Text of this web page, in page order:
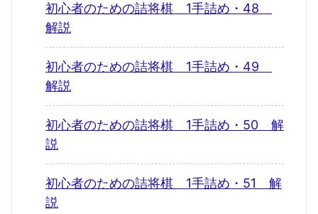
初心者のための詰将棋 1手詰め・48
解説
初心者のための詰将棋 1手詰め・49
解説
初心者のための詰将棋 1手詰め・50 解
説
初心者のための詰将棋 1手詰め・51 解
説